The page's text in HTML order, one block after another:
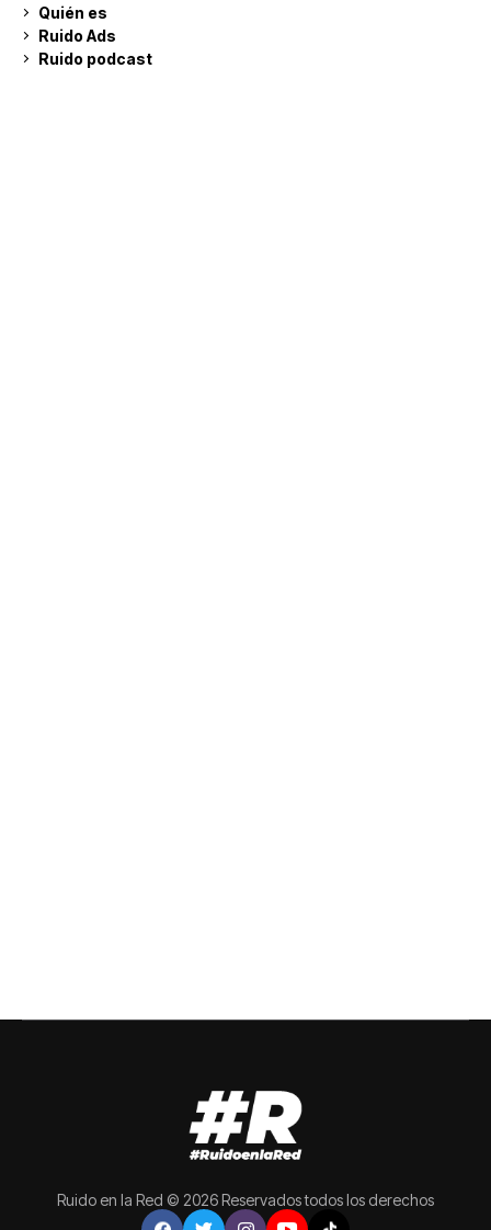
Quién es
Ruido Ads
Ruido podcast
Ruido en la Red © 2026 Reservados todos los derechos